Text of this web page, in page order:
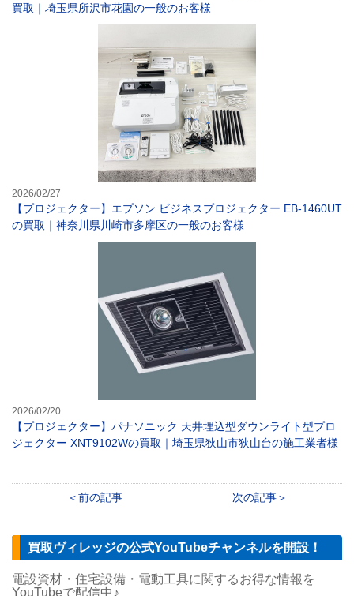
買取｜埼玉県所沢市花園の一般のお客様
2026/02/27
【プロジェクター】エプソン ビジネスプロジェクター EB-1460UT
の買取｜神奈川県川崎市多摩区の一般のお客様
2026/02/20
【プロジェクター】パナソニック 天井埋込型ダウンライト型プロ
ジェクター XNT9102Wの買取｜埼玉県狭山市狭山台の施工業者様
前の記事 次の記事
買取ヴィレッジの公式YouTubeチャンネルを開設！
電設資材・住宅設備・電動工具に関するお得な情報を
YouTubeで配信中♪